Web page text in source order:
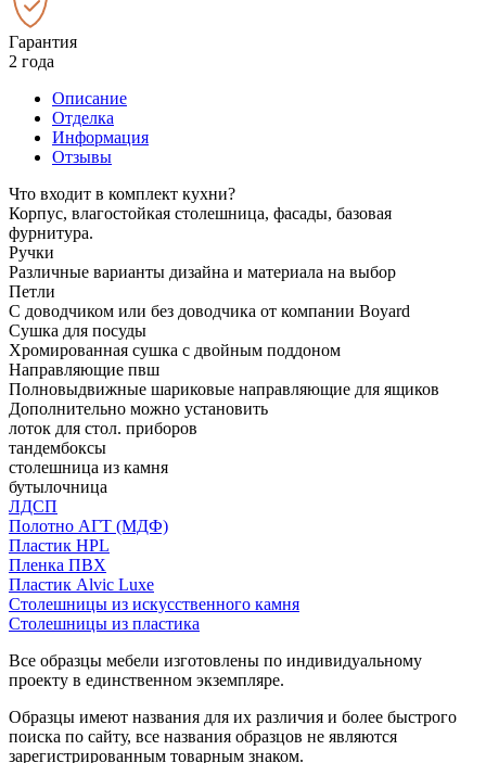
Гарантия
2 года
Описание
Отделка
Информация
Отзывы
Что входит в комплект кухни?
Корпус, влагостойкая столешница, фасады, базовая
фурнитура.
Ручки
Различные варианты дизайна и материала на выбор
Петли
С доводчиком или без доводчика от компании Boyard
Сушка для посуды
Хромированная сушка с двойным поддоном
Направляющие пвш
Полновыдвижные шариковые направляющие для ящиков
Дополнительно можно установить
лоток для стол. приборов
тандембоксы
столешница из камня
бутылочница
ЛДСП
Полотно АГТ (МДФ)
Пластик HPL
Пленка ПВХ
Пластик Alvic Luxe
Столешницы из искусственного камня
Столешницы из пластика
Все образцы мебели изготовлены по индивидуальному
проекту в единственном экземпляре.
Образцы имеют названия для их различия и более быстрого
поиска по сайту, все названия образцов не являются
зарегистрированным товарным знаком.